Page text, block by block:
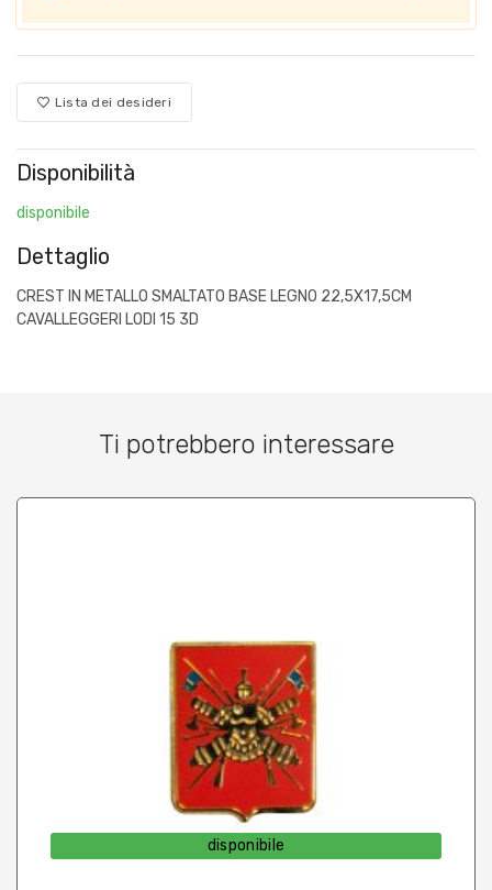
Lista dei desideri
Disponibilità
disponibile
Dettaglio
CREST IN METALLO SMALTATO BASE LEGNO 22,5X17,5CM
CAVALLEGGERI LODI 15 3D
Ti potrebbero interessare
disponibile